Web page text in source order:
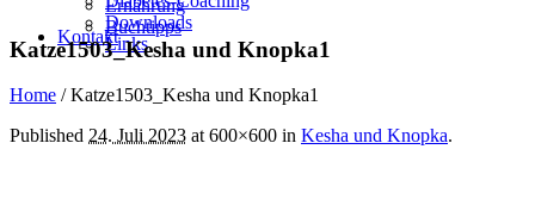
Downloads
Links
Ernährung
Buchtipps
Kontakt
Katze1503_Kesha und Knopka1
Home /Katze1503_Kesha und Knopka1
Published 24. Juli 2023 at 600×600 in Kesha und Knopka.